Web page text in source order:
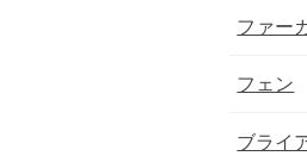
ファー
フェン
ブライ